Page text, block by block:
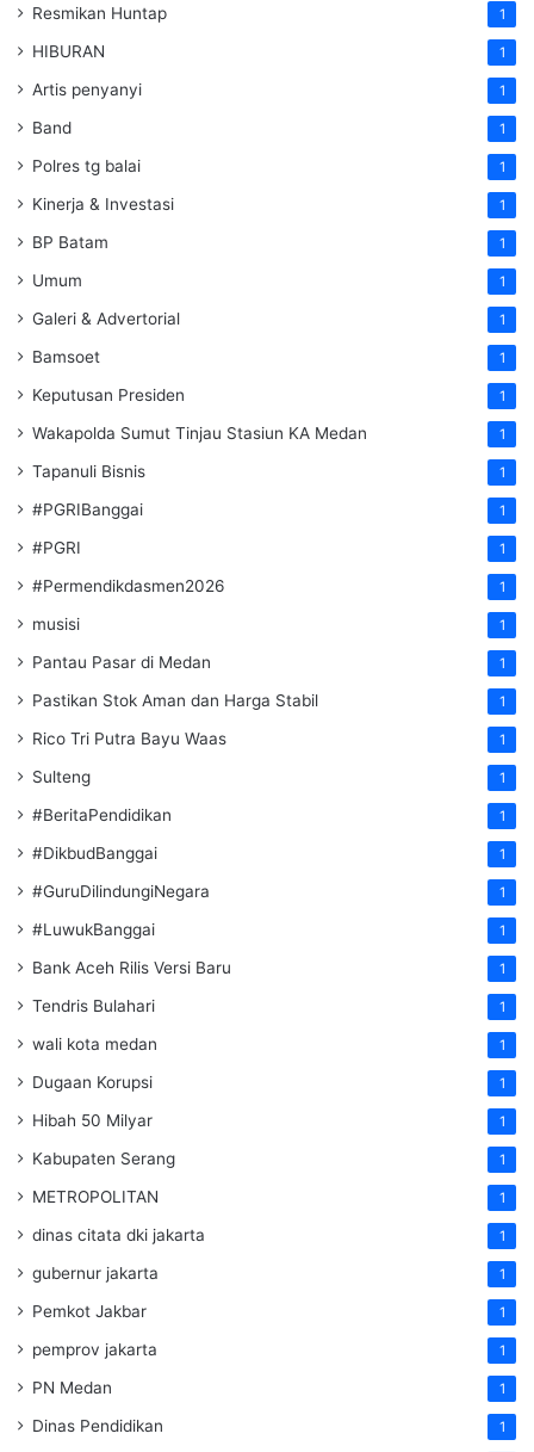
Resmikan Huntap 1
HIBURAN 1
Artis penyanyi 1
Band 1
Polres tg balai 1
Kinerja & Investasi 1
BP Batam 1
Umum 1
Galeri & Advertorial 1
Bamsoet 1
Keputusan Presiden 1
Wakapolda Sumut Tinjau Stasiun KA Medan 1
Tapanuli Bisnis 1
#PGRIBanggai 1
#PGRI 1
#Permendikdasmen2026 1
musisi 1
Pantau Pasar di Medan 1
Pastikan Stok Aman dan Harga Stabil 1
Rico Tri Putra Bayu Waas 1
Sulteng 1
#BeritaPendidikan 1
#DikbudBanggai 1
#GuruDilindungiNegara 1
#LuwukBanggai 1
Bank Aceh Rilis Versi Baru 1
Tendris Bulahari 1
wali kota medan 1
Dugaan Korupsi 1
Hibah 50 Milyar 1
Kabupaten Serang 1
METROPOLITAN 1
dinas citata dki jakarta 1
gubernur jakarta 1
Pemkot Jakbar 1
pemprov jakarta 1
PN Medan 1
Dinas Pendidikan 1